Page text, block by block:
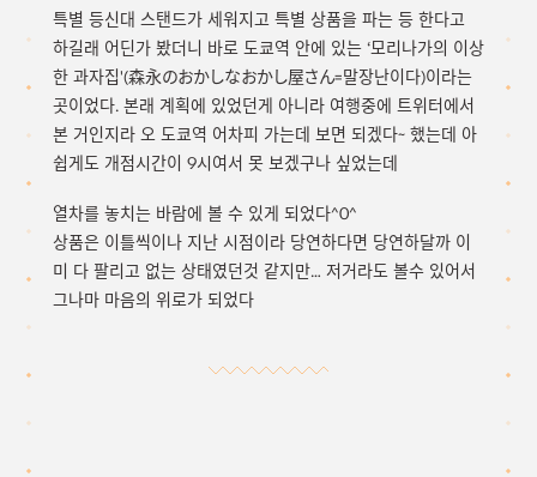
특별 등신대 스탠드가 세워지고 특별 상품을 파는 등 한다고
하길래 어딘가 봤더니 바로 도쿄역 안에 있는 ‘모리나가의 이상
한 과자집'(森永のおかしなおかし屋さん=말장난이다)이라는
곳이었다. 본래 계획에 있었던게 아니라 여행중에 트위터에서
본 거인지라 오 도쿄역 어차피 가는데 보면 되겠다~ 했는데 아
쉽게도 개점시간이 9시여서 못 보겠구나 싶었는데
열차를 놓치는 바람에 볼 수 있게 되었다^0^
상품은 이틀씩이나 지난 시점이라 당연하다면 당연하달까 이
미 다 팔리고 없는 상태였던것 같지만… 저거라도 볼수 있어서
그나마 마음의 위로가 되었다